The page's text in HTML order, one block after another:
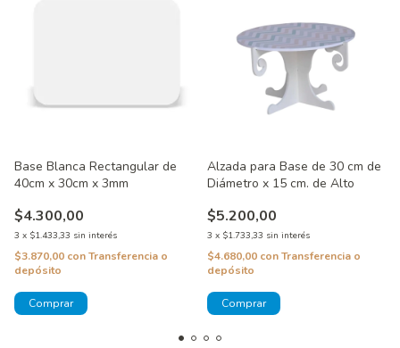
Base Blanca Rectangular de
40cm x 30cm x 3mm
$4.300,00
3 x $1.433,33 sin interés
$3.870,00 conTransferencia o
depósito
Alzada para Base de 30 cm de
Diámetro x 15 cm. de Alto
$5.200,00
3 x $1.733,33 sin interés
$4.680,00 conTransferencia o
depósito